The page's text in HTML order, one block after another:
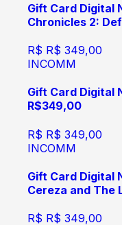
Gift Card Digital
Chronicles 2:
R$ R$ 349,00
INCOMM
Gift Card Digital
R$349,00
R$ R$ 349,00
INCOMM
Gift Card Digital
Cereza and The
R$ R$ 349,00